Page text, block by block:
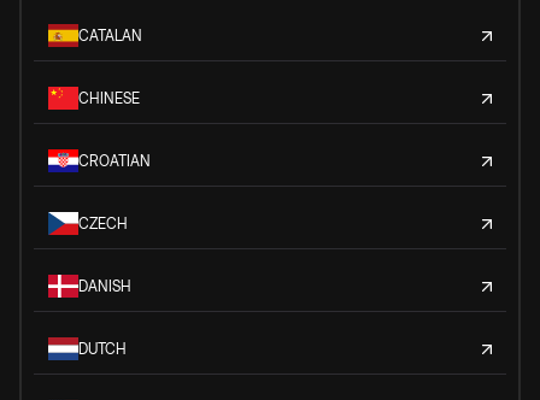
CATALAN
CHINESE
CROATIAN
CZECH
DANISH
DUTCH